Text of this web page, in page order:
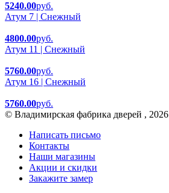
5240.00руб.
Атум 7 | Снежный
4800.00руб.
Атум 11 | Снежный
5760.00руб.
Атум 16 | Снежный
5760.00руб.
© Владимирская фабрика дверей , 2026
Написать письмо
Контакты
Наши магазины
Акции и скидки
Закажите замер